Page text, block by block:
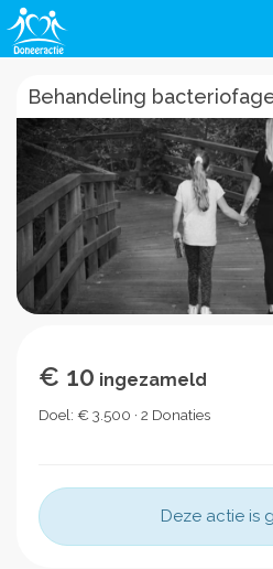
Behandeling
€ 10 ingezameld
Doel: € 3.500 · 2 Donaties
Deze actie is